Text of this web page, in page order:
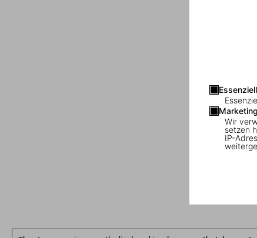
Essenziell
Marketing
Wir
setzen
IP-